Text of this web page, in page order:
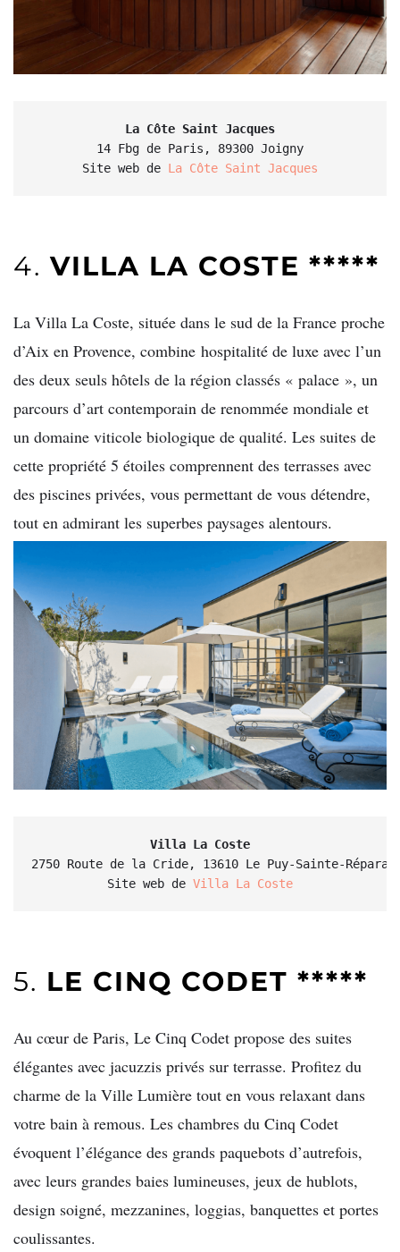
14 Fbg de Paris, 89300 Joigny
Site web de La Côte Saint Jacques
4. VILLA LA COSTE *****
La Villa La Coste, située dans le sud de la France proche
d’Aix en Provence, combine hospitalité de luxe avec l’un
des deux seuls hôtels de la région classés « palace », un
parcours d’art contemporain de renommée mondiale et
un domaine viticole biologique de qualité. Les suites de
cette propriété 5 étoiles comprennent des terrasses avec
des piscines privées, vous permettant de vous détendre,
tout en admirant les superbes paysages alentours.
Villa La Coste
2750 Route de la Cride, 13610 Le Puy-Sainte-
Site web de Villa La Coste
5. LE CINQ CODET *****
Au cœur de Paris, Le Cinq Codet propose des suites
élégantes avec jacuzzis privés sur terrasse. Profitez du
charme de la Ville Lumière tout en vous relaxant dans
votre bain à remous. Les chambres du Cinq Codet
évoquent l’élégance des grands paquebots d’autrefois,
avec leurs grandes baies lumineuses, jeux de hublots,
design soigné, mezzanines, loggias, banquettes et portes
coulissantes.